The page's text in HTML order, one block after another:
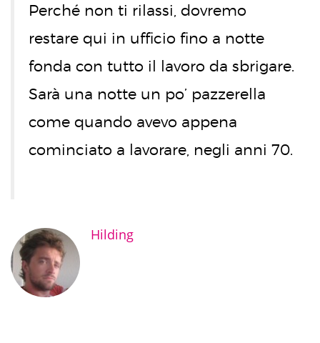
Perché non ti rilassi, dovremo
restare qui in ufficio fino a notte
fonda con tutto il lavoro da sbrigare.
Sarà una notte un po’ pazzerella
come quando avevo appena
cominciato a lavorare, negli anni 70.
Hilding